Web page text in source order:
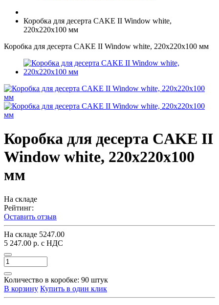
Коробка для десерта CAKE II Window white,
220х220х100 мм
Коробка для десерта CAKE II Window white, 220х220х100 мм
Коробка для десерта CAKE II
Window white, 220х220х100
мм
На складе
Рейтинг:
Оставить отзыв
На складе 5247.00
5 247.00 р. с НДС
Количество в коробке: 90 штук
В корзину Купить в один клик